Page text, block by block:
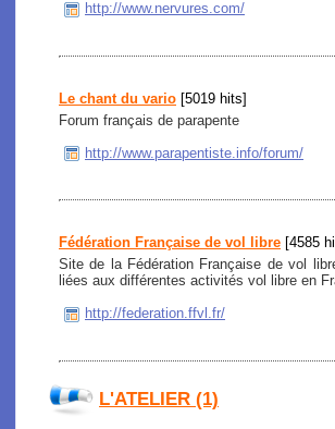
http://www.nervures.com/
Le chant du vario [5019 hits]
Forum français de parapente
http://www.parapentiste.info/forum/
Fédération Française de vol libre [4585
Site de la Fédération Française de vol
liées aux différentes activités vol libre en
http://federation.ffvl.fr/
L'ATELIER (1)